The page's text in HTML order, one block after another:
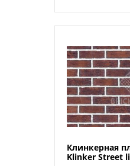
Клинкерная
Klinker Street